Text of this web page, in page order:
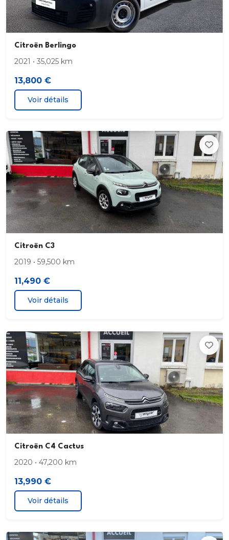
info trafic. avec écran tactile. affichage couleur. 9.0
pouces. données sur mémoire interne/disque dur.
22.9 et 36
activation km/h 30. surveillance du conducteur.
freine à vitesse réduite. détection de piéton. alerte
sonore. Distance programmable. Actif au dessus
de 50 km/h - 30 mph et Actif en dessous de 50
Température extérieure
Volant cuir. réglable en hauteur. réglable en
profondeur. multi-fonctions
Climatisation 1 zone
6 airbags
Contrôle des phares allumage automatique.
Détection panneaux signalisation
Eclair latéral
ESP
Essuie-glaces à capteur de pluie
Feux à LED projecteurs anti-brouillard. feux de
croisement. feux de jour et feux de route
Limiteur de vitesse
Préparation Isofix
Prise s 12V AV et AR
Rails de toit noirs
Récupération d énergie au freinage moteur
Citroën Berlingo
2021 • 35,025 km
13,800 €
Voir détails
Citroën C3
2019 • 59,500 km
11,490 €
Voir détails
Citroën C4 Cactus
2020 • 47,200 km
13,990 €
Voir détails